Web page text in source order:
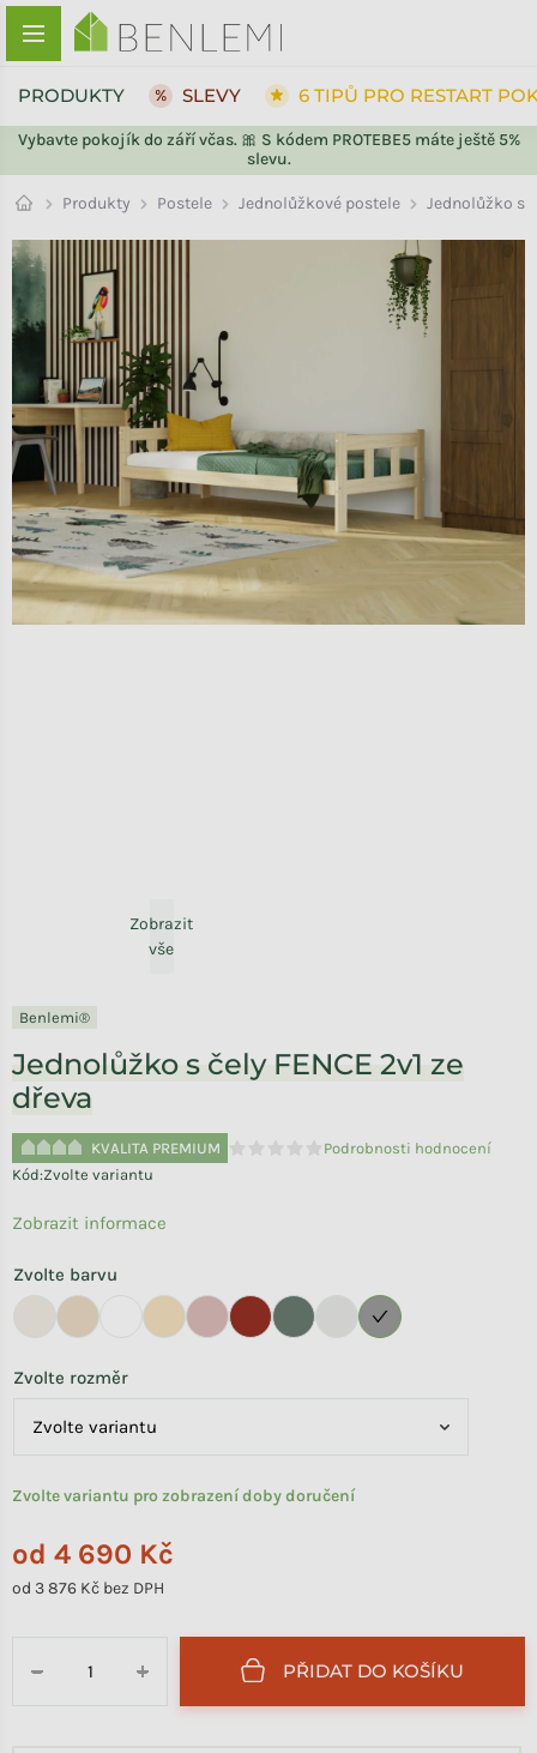
Přejít na obsah
Vybavte pokojík do září včas. 🎀 S kódem PROTEBE5 máte ještě 5%
slevu.
PRODUKTY SLEVY 6 TIPŮ PRO RESTART
Produkty Postele Jednolůžkové postele Jednolůžko s
Zobrazit
vše
Benlemi®
Jednolůžko s čely FENCE 2v1 ze
dřeva
KVALITA PREMIUM
Průměrné hodnocení produktu je
Podrobnosti hodnocení
Kód:Zvolte variantu
od 4 690 Kč
od 3 876 Kč bez DPH
Zvolte variantu pro zobrazení doby doručení
Zvolte barvu
Zvolte rozměr
+
− PŘIDAT DO KOŠÍKU
Zobrazit informace
ZPĚT DO OBCHODU
ZPĚT DO OBCHODU